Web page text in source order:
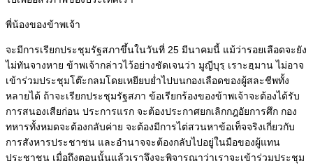
พี่น้องของข้าพเจ้า
จะมีการเรียกประชุมรัฐสภาขึ้นในวันที่ 25 มีนาคมนี้ แม้ว่ารอยเลือดจะยัง
ไม่ทันจางหาย ข้าพเจ้ากล่าวไว้อย่างชัดเจนว่า มูญีบุรฺ เราะฮฺมาน ไม่อาจ
เข้าร่วมประชุมโต๊ะกลมโดยเหยียบย่ำไปบนกองเลือดของผู้สละชีพทั้ง
หลายได้ ถ้าจะเรียกประชุมรัฐสภา ข้อเรียกร้องของข้าพเจ้าจะต้องได้รับ
การสนองเสียก่อน ประการแรก จะต้องประกาศยกเลิกกฎอัยการศึก กอง
ทหารทั้งหมดจะต้องกลับค่าย จะต้องมีการไต่สวนหาข้อเท็จจริงเกี่ยวกับ
การสังหารประชาชน และอำนาจจะต้องกลับไปอยู่ในมือของผู้แทน
ประชาชน เมื่อถึงตอนนั้นแล้วเราจึงจะพิจารณาว่าเราจะเข้าร่วมประชุม